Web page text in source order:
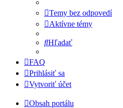
Temy bez odpovedí
Aktívne témy
Hľadať
FAQ
Prihlásiť sa
Vytvoriť účet
Obsah portálu